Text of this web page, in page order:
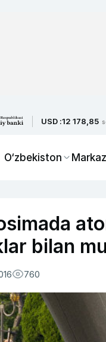
USD :12 178,85
O‘zbekiston
bilan
760